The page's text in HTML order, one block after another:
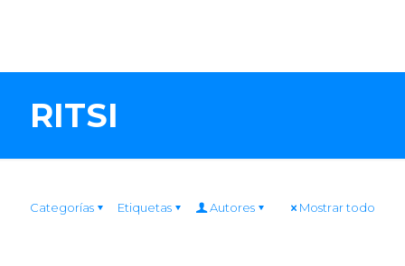
RITSI
Categorías Etiquetas Autores Mostrar todo